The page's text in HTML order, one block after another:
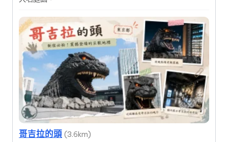
哥吉拉的頭 (3.6km)